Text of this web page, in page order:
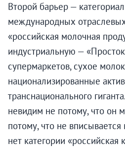
Второй барьер —
международных
«российская молочная
индустриальную —
супермаркетов, сухое
национализированные
транснационального
невидим не потому, что он
потому, что не
нет категории «российская